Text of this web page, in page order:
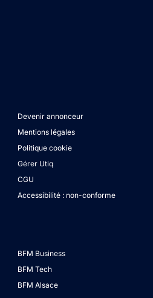
Devenir annonceur
Mentions légales
Politique cookie
Gérer Utiq
CGU
Accessibilité : non-conforme
BFM Business
BFM Tech
BFM Alsace